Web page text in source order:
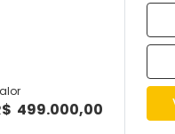
499.000,00